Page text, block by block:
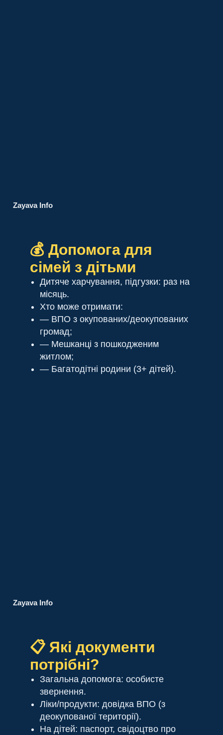
Zayava Info
💰 Допомога для
сімей з дітьми
Дитяче харчування, підгузки: раз на
місяць.
Хто може отримати:
— ВПО з окупованих/деокупованих
громад;
— Мешканці з пошкодженим
житлом;
— Багатодітні родини (3+ дітей).
Zayava Info
📋 Які документи
потрібні?
Загальна допомога: особисте
звернення.
Ліки/продукти: довідка ВПО (з
деокупованої території).
На дітей: паспорт, свідоцтво про